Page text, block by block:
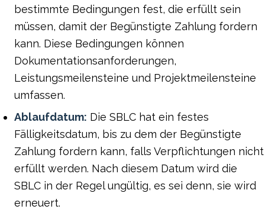
bestimmte Bedingungen fest, die erfüllt sein
müssen, damit der Begünstigte Zahlung fordern
kann. Diese Bedingungen können
Dokumentationsanforderungen,
Leistungsmeilensteine und Projektmeilensteine
umfassen.
Ablaufdatum: Die SBLC hat ein festes
Fälligkeitsdatum, bis zu dem der Begünstigte
Zahlung fordern kann, falls Verpflichtungen nicht
erfüllt werden. Nach diesem Datum wird die
SBLC in der Regel ungültig, es sei denn, sie wird
erneuert.